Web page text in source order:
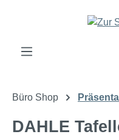
Zum Hauptinhalt springen
Büro Shop
DAHLE